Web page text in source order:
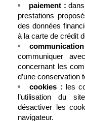
paiement :
prestations
des données
à la carte de crédit
communiquer
concernant les
d’une conservation
cookies : les
l’utilisation du
désactiver les
navigateur.